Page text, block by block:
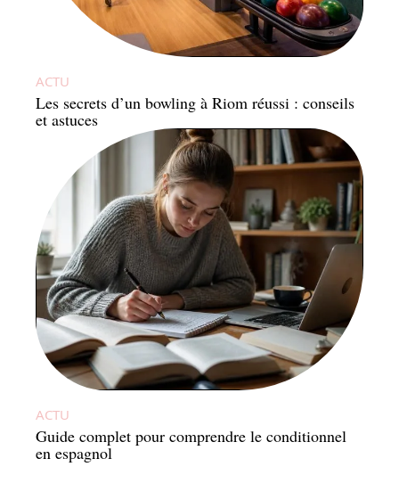
ACTU
Les secrets d’un bowling à Riom réussi : conseils
et astuces
ACTU
Guide complet pour comprendre le conditionnel
en espagnol